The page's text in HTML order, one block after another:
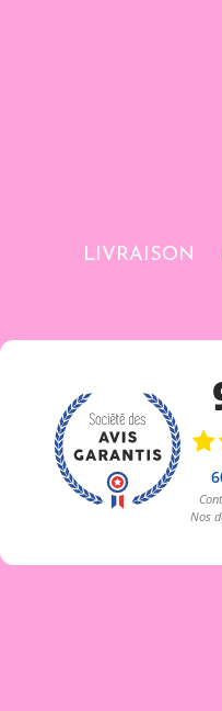
LIVRAISON